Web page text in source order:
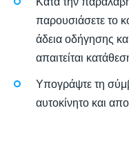
παρουσιάσετε το
άδεια οδήγησης
απαιτείται
Υπογράψτε τη
αυτοκίνητο και